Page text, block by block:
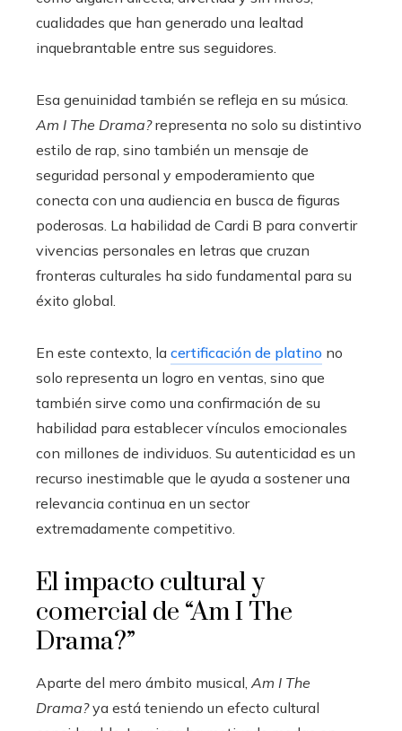
cualidades que han generado una lealtad
inquebrantable entre sus seguidores.
Esa genuinidad también se refleja en su música.
Am I The Drama?representa no solo su distintivo
estilo de rap, sino también un mensaje de
seguridad personal y empoderamiento que
conecta con una audiencia en busca de figuras
poderosas. La habilidad de Cardi B para convertir
vivencias personales en letras que cruzan
fronteras culturales ha sido fundamental para su
éxito global.
En este contexto, la certificación de platino no
solo representa un logro en ventas, sino que
también sirve como una confirmación de su
habilidad para establecer vínculos emocionales
con millones de individuos. Su autenticidad es un
recurso inestimable que le ayuda a sostener una
relevancia continua en un sector
extremadamente competitivo.
El impacto cultural y
comercial de “Am I The
Drama?”
Aparte del mero ámbito musical, Am I The
Drama?ya está teniendo un efecto cultural